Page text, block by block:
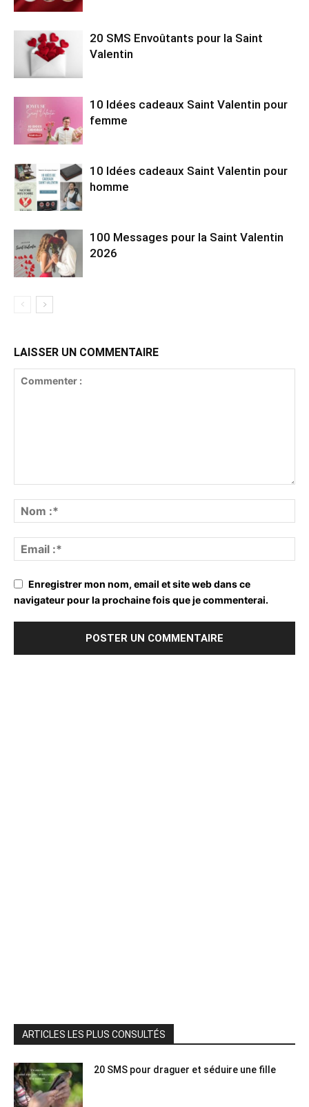
20 SMS Envoûtants pour la Saint
Valentin
10 Idées cadeaux Saint Valentin pour
femme
10 Idées cadeaux Saint Valentin pour
homme
100 Messages pour la Saint Valentin
2026
LAISSER UN COMMENTAIRE
Enregistrer mon nom, email et site web dans ce
navigateur pour la prochaine fois que je commenterai.
ARTICLES LES PLUS CONSULTÉS
20 SMS pour draguer et séduire une fille